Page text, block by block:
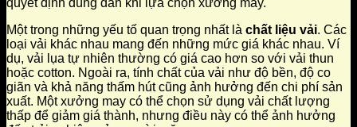
quyết định đúng đắn khi lựa chọn xưởng may.
Một trong những yếu tố quan trọng nhất là chất liệu vải. Các
loại vải khác nhau mang đến những mức giá khác nhau. Ví
dụ, vải lụa tự nhiên thường có giá cao hơn so với vải thun
hoặc cotton. Ngoài ra, tính chất của vải như độ bền, độ co
giãn và khả năng thấm hút cũng ảnh hưởng đến chi phí sản
xuất. Một xưởng may có thể chọn sử dụng vải chất lượng
thấp để giảm giá thành, nhưng điều này có thể ảnh hưởng